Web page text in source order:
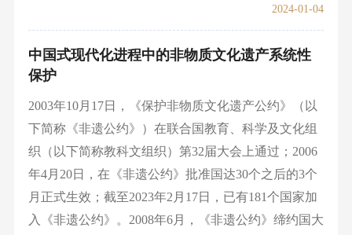
2024-01-04
中国式现代化进程中的非物质文化遗产系统性
保护
2003年10月17日，《保护非物质文化遗产公约》（以
下简称《非遗公约》）在联合国教育、科学及文化组
织（以下简称教科文组织）第32届大会上通过；2006
年4月20日，在《非遗公约》批准国达30个之后的3个
月正式生效；截至2023年2月17日，已有181个国家加
入《非遗公约》。2008年6月，《非遗公约》缔约国大